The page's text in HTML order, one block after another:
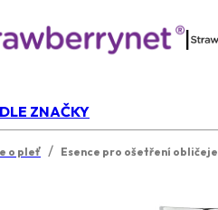
|
ZNAČKY
o pleť / Esence pro ošetření obličeje